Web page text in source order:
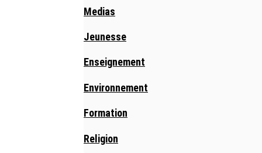
Medias
Jeunesse
Enseignement
Environnement
Formation
Religion